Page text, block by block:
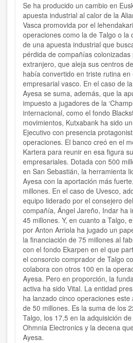
Se ha producido un cambio en
apuesta industrial al calor de la
Vasca promovida por el
operaciones como la de Talgo o la
de una apuesta industrial que
pérdida de compañías colonizadas
extranjero, que aleja sus centros
había convertido en triste rutina
empresarial vasco. En el caso de
Ayesa se suma, además, que la
impuesto a jugadores de la
internacional, como el fondo
movimientos, Kutxabank ha sido
Ejecutivo con presencia
operaciones. El banco creó en el
Kartera para reunir en esa figura
empresariales. Dotada con 500
en San Sebastián, la herramienta
Ayesa con la aportación más
millones. En el caso de Uvesco,
equipo liderado por el consejero
compañía, Ángel Jareño, Indar ha
45 millones. Y, en cuanto a Talgo,
por Anton Arriola ha jugado un
la financiación de 75 millones al
con el fondo Ekarpen en el que
el consorcio comprador de Talgo
colabora con otros 100 en la
Ayesa. Pero en proporción, la
activa ha sido Vital. La entidad
ha lanzado cinco operaciones
de 50 millones. Es la suma de los
Talgo, los 17,5 en la adquisición
Ohmnia Electronics y la decena
Ayesa.